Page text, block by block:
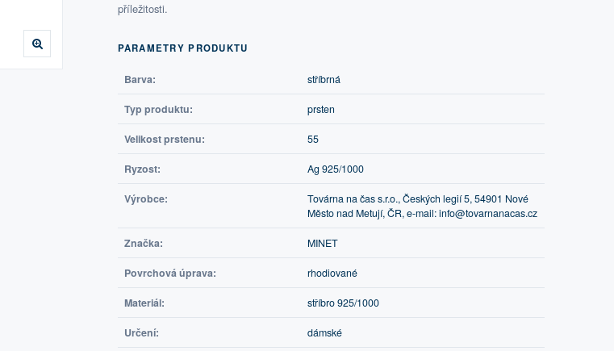
příležitosti.
PARAMETRY PRODUKTU
Barva: stříbrná
Typ produktu: prsten
Velikost prstenu: 55
Ryzost: Ag 925/1000
Výrobce:
Továrna na čas s.r.o., Českých legií 5, 54901 Nové
Město nad Metují, ČR, e-mail: info@tovarnanacas.cz
Značka: MINET
Povrchová úprava: rhodiované
Materiál: stříbro 925/1000
Určení: dámské